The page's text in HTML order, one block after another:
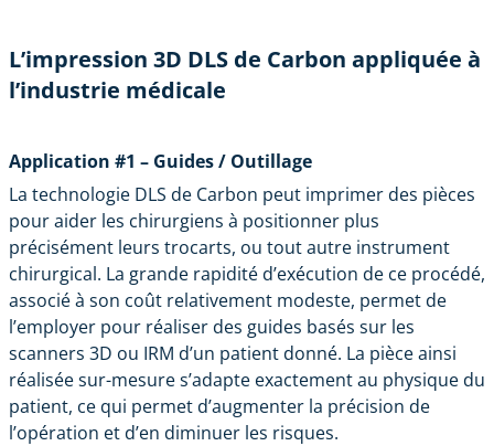
L’impression 3D DLS de Carbon appliquée à
l’industrie médicale
Application #1 – Guides / Outillage
La technologie DLS de Carbon peut imprimer des pièces
pour aider les chirurgiens à positionner plus
précisément leurs trocarts, ou tout autre instrument
chirurgical. La grande rapidité d’exécution de ce procédé,
associé à son coût relativement modeste, permet de
l’employer pour réaliser des guides basés sur les
scanners 3D ou IRM d’un patient donné. La pièce ainsi
réalisée sur-mesure s’adapte exactement au physique du
patient, ce qui permet d’augmenter la précision de
l’opération et d’en diminuer les risques.